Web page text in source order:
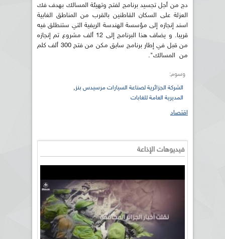
دج من أجل تجسيد برنامج لفتح وتهيئة المسالك بهدف فك
العزلة على السكان القاطنين بالقرب من المناطق الغابية
اسند إنجازه إلى مؤسسة الهندسة الريفية التي ستنطلق فيه
قريبا. و يضاف هذا البرنامج إلى 12 ألف مشروع تم إنجازه
من قبل في إطار برنامج سابق مكن من فتح 300 ألف كلم
من المسالك".
وسوم:
الشركة الجزائرية لصناعة السيارات مرسيدس بنز,
المديرية العامة للغابات
اقتصاد
فيديوهات الإذاعة